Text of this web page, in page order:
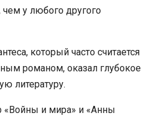
у любого другого
который часто считается
романом, оказал глубокое
литературу.
«Войны и мира» и «Анны